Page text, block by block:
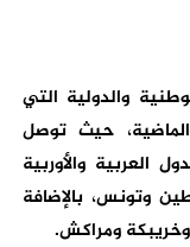
والدولية التي
حيث توصل
العربية والأوربية
وتونس، بالإضافة
ومراكش.